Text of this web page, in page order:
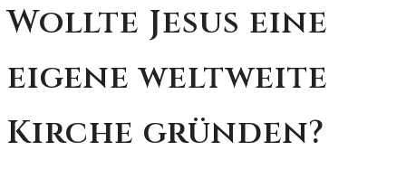
Wollte Jesus eine
eigene weltweite
Kirche gründen?